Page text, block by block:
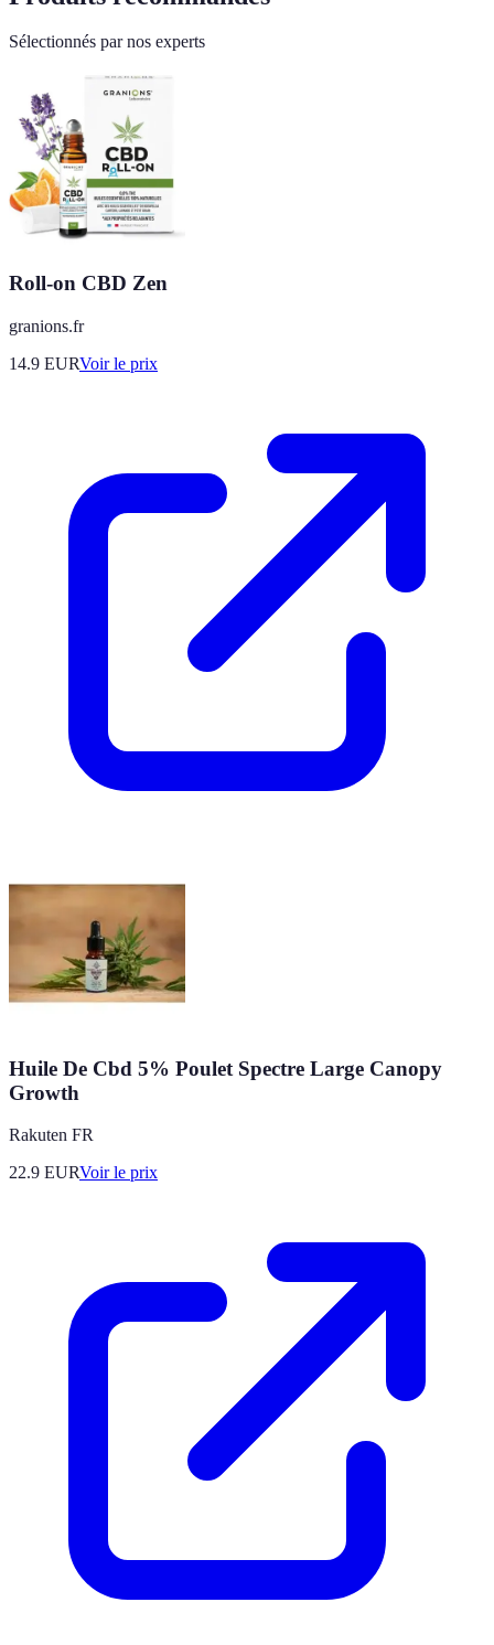
Sélectionnés par nos experts
Roll-on CBD Zen
granions.fr
14.9 EURVoir le prix
Huile De Cbd 5% Poulet Spectre Large Canopy
Growth
Rakuten FR
22.9 EURVoir le prix